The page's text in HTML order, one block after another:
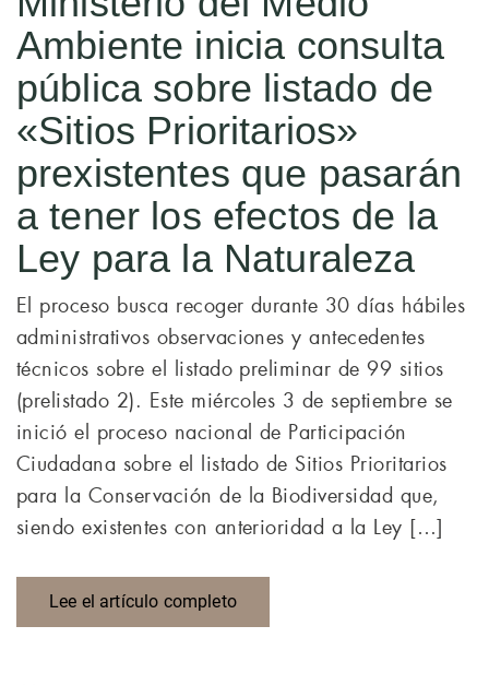
Ambiente inicia consulta
pública sobre listado de
«Sitios Prioritarios»
prexistentes que pasarán
a tener los efectos de la
Ley para la Naturaleza
El proceso busca recoger durante 30 días hábiles
administrativos observaciones y antecedentes
técnicos sobre el listado preliminar de 99 sitios
(prelistado 2). Este miércoles 3 de septiembre se
inició el proceso nacional de Participación
Ciudadana sobre el listado de Sitios Prioritarios
para la Conservación de la Biodiversidad que,
siendo existentes con anterioridad a la Ley […]
Lee el artículo completo